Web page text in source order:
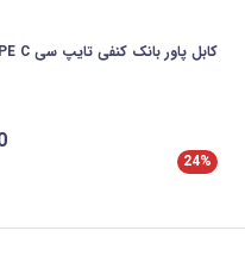
کابل پاور بانک کنفی تایپ سی TYPE C
24%